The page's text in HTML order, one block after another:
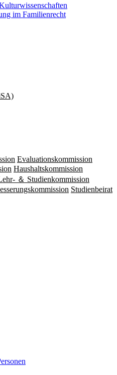
im Familienrecht
Evaluationskommission
Haushaltskommission
＆ Studienkommission
Studienbeirat